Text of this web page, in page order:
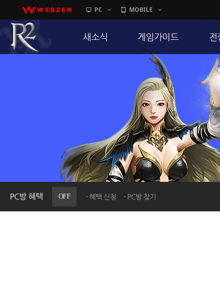
PC MOBILE
PC방 혜택 OFF 혜택 신청 PC방 찾기
새소식
PC방으로간다
게임가이드
게임 특징
서버가이드
신병훈련소
세부가이드
통합보급센터
전
통
공